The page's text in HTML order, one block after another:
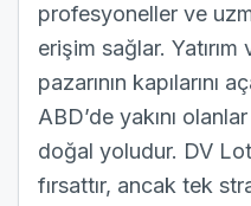
profesyoneller ve
erişim sağlar.
pazarının kapılarını
ABD’de yakını
doğal yoludur. DV
fırsattır, ancak tek